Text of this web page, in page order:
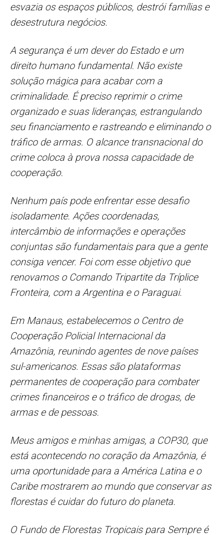
esvazia os espaços públicos, destrói famílias e
desestrutura negócios.
A segurança é um dever do Estado e um
direito humano fundamental. Não existe
solução mágica para acabar com a
criminalidade. É preciso reprimir o crime
organizado e suas lideranças, estrangulando
seu financiamento e rastreando e eliminando o
tráfico de armas. O alcance transnacional do
crime coloca à prova nossa capacidade de
cooperação.
Nenhum país pode enfrentar esse desafio
isoladamente. Ações coordenadas,
intercâmbio de informações e operações
conjuntas são fundamentais para que a gente
consiga vencer. Foi com esse objetivo que
renovamos o Comando Tripartite da Tríplice
Fronteira, com a Argentina e o Paraguai.
Em Manaus, estabelecemos o Centro de
Cooperação Policial Internacional da
Amazônia, reunindo agentes de nove países
sul-americanos. Essas são plataformas
permanentes de cooperação para combater
crimes financeiros e o tráfico de drogas, de
armas e de pessoas.
Meus amigos e minhas amigas, a COP30, que
está acontecendo no coração da Amazônia, é
uma oportunidade para a América Latina e o
Caribe mostrarem ao mundo que conservar as
florestas é cuidar do futuro do planeta.
O Fundo de Florestas Tropicais para Sempre é